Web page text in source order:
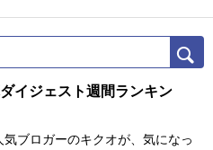
イジェスト週間ランキン
ブロガーのキクオが、気になっ